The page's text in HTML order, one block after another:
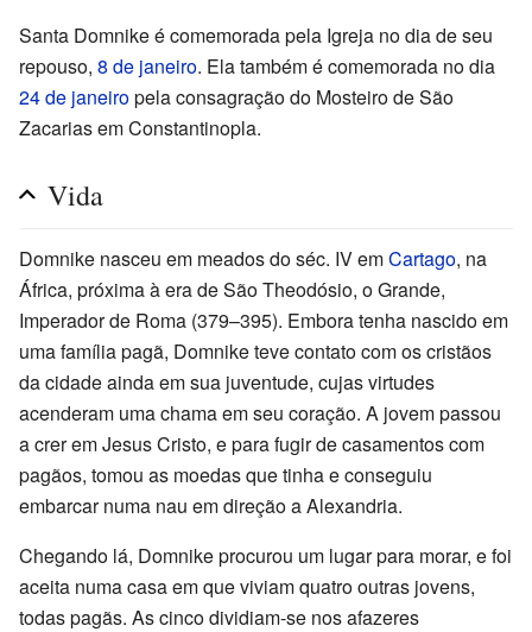
Santa Domnike é comemorada pela Igreja no dia de seu
repouso, 8 de janeiro. Ela também é comemorada no dia
24 de janeiropela consagração do Mosteiro de São
Zacarias em Constantinopla.
Vida
Domnike nasceu em meados do séc. IV emCartago, na
África, próxima à era de São Theodósio, o Grande,
Imperador de Roma (379–395). Embora tenha nascido em
uma família pagã, Domnike teve contato com os cristãos
da cidade ainda em sua juventude, cujas virtudes
acenderam uma chama em seu coração. A jovem passou
a crer em Jesus Cristo, e para fugir de casamentos com
pagãos, tomou as moedas que tinha e conseguiu
embarcar numa nau em direção a Alexandria.
Chegando lá, Domnike procurou um lugar para morar, e foi
aceita numa casa em que viviam quatro outras jovens,
todas pagãs. As cinco dividiam-se nos afazeres